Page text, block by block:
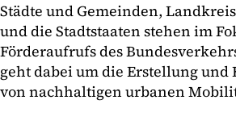
Städte und Gemeinden,
und die Stadtstaaten stehen im
Förderaufrufs des
geht dabei um die Erstellung und
von nachhaltigen urbanen